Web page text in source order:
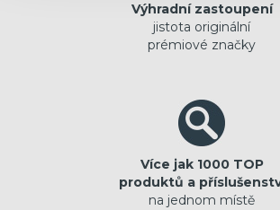
Výhradní zastoupení
jistota originální
prémiové značky
Více jak 1000 TOP
produktů a
na jednom místě